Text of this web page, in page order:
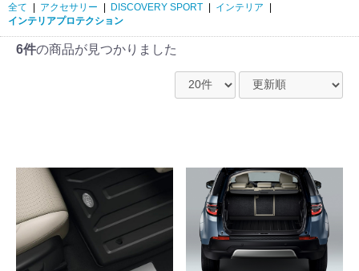
全て | アクセサリー | DISCOVERY SPORT | インテリア
|
インテリアプロテクション
6件の商品が見つかりました